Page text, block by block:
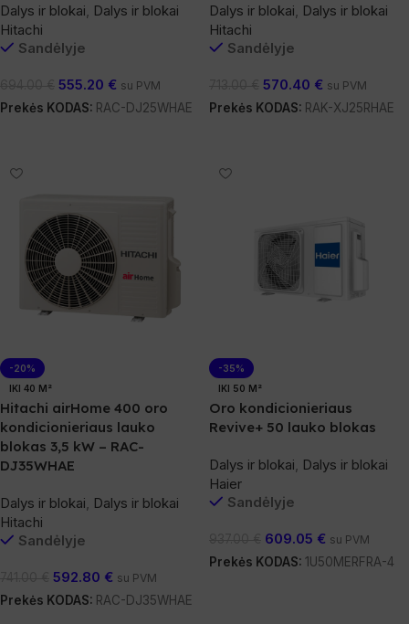
Dalys ir blokai Dalys ir blokai
Hitachi
Sandėlyje
555.20 € su PVM
Prekės KODAS: RAC-DJ25WHAE
Dalys ir blokai Dalys ir blokai
Hitachi
Sandėlyje
570.40 € su PVM
Prekės KODAS: RAK-XJ25RHAE
-20%
IKI 40 M²
Hitachi airHome 400 oro
kondicionieriaus lauko
blokas 3,5 kW – RAC-
DJ35WHAE
Dalys ir blokai, Dalys ir blokai
Hitachi
Sandėlyje
592.80 € su PVM
Prekės KODAS: RAC-DJ35WHAE
-35%
IKI 50 M²
Oro kondicionieriaus
Revive+ 50 lauko blokas
Dalys ir blokai, Dalys ir blokai
Haier
Sandėlyje
609.05 € su PVM
Prekės KODAS: 1U50MERFRA-4